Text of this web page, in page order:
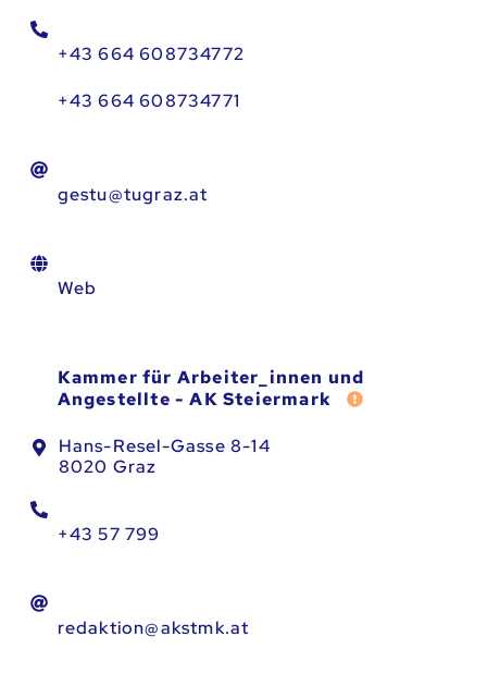
+43 664 608734772
+43 664 608734771
gestu@tugraz.at
Web
Kammer für Arbeiter_innen und
Angestellte - AK Steiermark
Fehler melden
Hans-Resel-Gasse 8-14
8020 Graz
+43 57 799
redaktion@akstmk.at